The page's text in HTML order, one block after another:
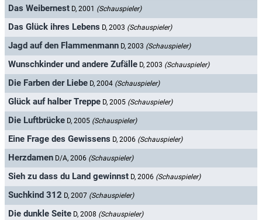
Das Weibernest D, 2001 (Schauspieler)
Das Glück ihres Lebens D, 2003 (Schauspieler)
Jagd auf den Flammenmann D, 2003 (Schauspieler)
Wunschkinder und andere Zufälle D, 2003 (Schauspieler)
Die Farben der Liebe D, 2004 (Schauspieler)
Glück auf halber Treppe D, 2005 (Schauspieler)
Die Luftbrücke D, 2005 (Schauspieler)
Eine Frage des Gewissens D, 2006 (Schauspieler)
Herzdamen D/A, 2006 (Schauspieler)
Sieh zu dass du Land gewinnst D, 2006 (Schauspieler)
Suchkind 312 D, 2007 (Schauspieler)
Die dunkle Seite D, 2008 (Schauspieler)